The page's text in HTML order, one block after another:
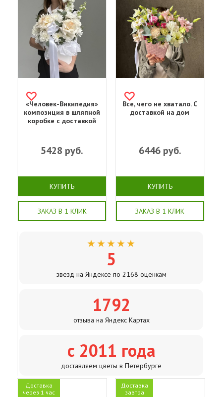
«Человек-Википедия»
композиция в шляпной
коробке с доставкой
5428 руб.
КУПИТЬ
ЗАКАЗ В 1 КЛИК
Все, чего не хватало. С
доставкой на дом
6446руб.
КУПИТЬ
ЗАКАЗ В 1 КЛИК
★★★★★
5
звезд на Яндексе по 2168 оценкам
1792
отзыва на Яндекс Картах
с 2011 года
доставляем цветы в Петербурге
Доставка
через 1 час
Доставка
завтра